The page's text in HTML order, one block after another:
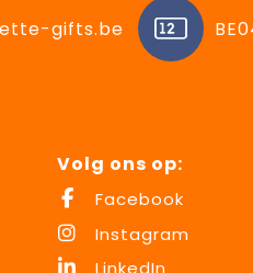
gifts.be
Volg ons op:
Facebook
Instagram
LinkedIn